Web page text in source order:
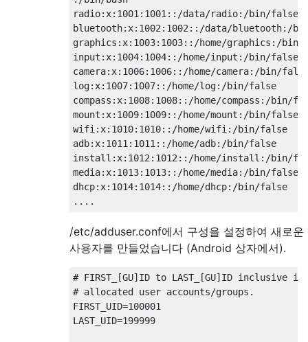
radio:x:1001:1001::/data/radio:/bin/false
bluetooth:x:1002:1002::/data/bluetooth:/
graphics:x:1003:1003::/home/graphics:/bin/
input:x:1004:1004::/home/input:/bin/false
camera:x:1006:1006::/home/camera:/bin/
log:x:1007:1007::/home/log:/bin/false
compass:x:1008:1008::/home/compass:/bin/
mount:x:1009:1009::/home/mount:/bin/false
wifi:x:1010:1010::/home/wifi:/bin/false
adb:x:1011:1011::/home/adb:/bin/false
install:x:1012:1012::/home/install:/bin/
media:x:1013:1013::/home/media:/bin/false
dhcp:x:1014:1014::/home/dhcp:/bin/false
/etc/adduser.conf에서 구성을 설정하여 새로운
사용자를 만들었습니다 (Android 상자에서).
# FIRST_[GU]ID to LAST_[GU]ID inclusive
# allocated user accounts/groups.
FIRST_UID=100001
LAST_UID=199999